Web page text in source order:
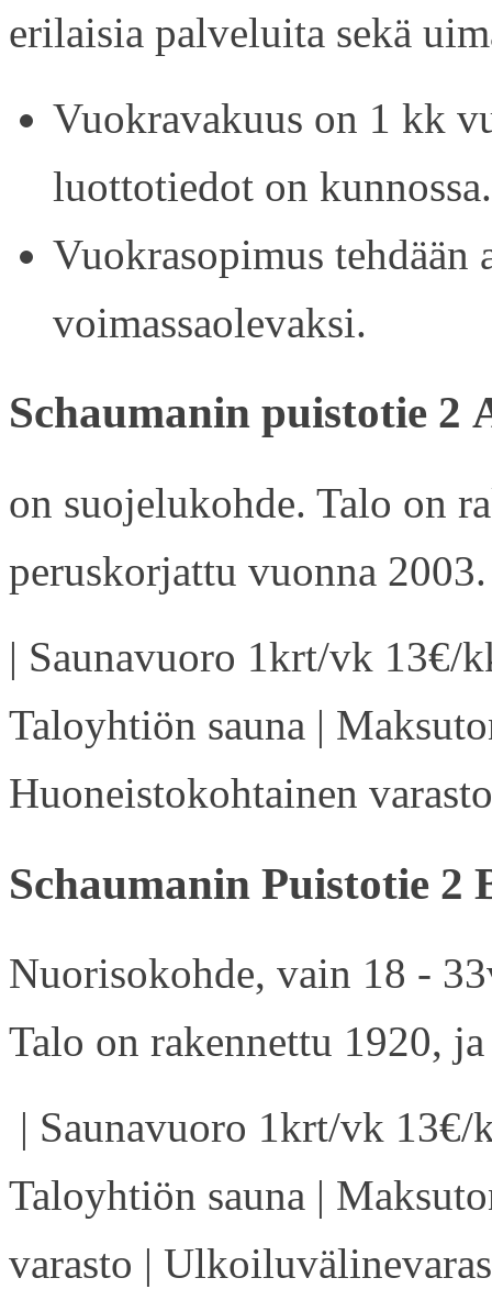
erilaisia palveluita sekä
Vuokravakuus on 1 kk
luottotiedot on kunnossa.
Vuokrasopimus tehdään
voimassaolevaksi.
Schaumanin puistotie 2
on suojelukohde. Talo on
peruskorjattu vuonna 2003.
| Saunavuoro 1krt/vk 13€/
Taloyhtiön sauna |
Huoneistokohtainen
Schaumanin Puistotie 2
Nuorisokohde, vain 18 -
Talo on rakennettu 1920,
| Saunavuoro 1krt/vk
Taloyhtiön sauna |
varasto |